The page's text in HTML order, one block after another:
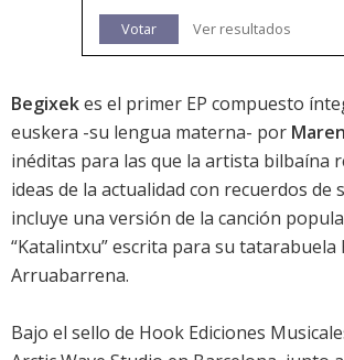
Votar Ver resultados
Begixekes el primer EP compuesto
euskera -su lengua materna- por Maren
inéditas para las que la artista bilbaína
ideas de la actualidad con recuerdos de
incluye una versión de la canción
“Katalintxu” escrita para su tatarabuela
Arruabarrena.
Bajo el sello de Hook Ediciones